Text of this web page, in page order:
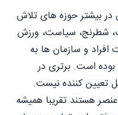
بیشتر حوزه های تلاش
شطرنج، سیاست، ورزش
افراد و سازمان ها به
است. برتری در
تعیین کننده نیست.
هستند تقریبا همیشه